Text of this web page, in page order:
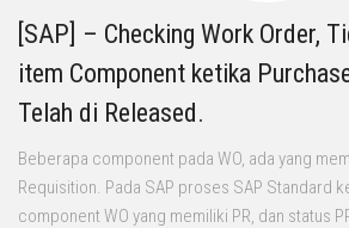
[SAP] – Checking Work Order,
item Component ketika
Telah di Released.
Beberapa component pada WO, ada yang
Requisition. Pada SAP proses SAP Standard
component WO yang memiliki PR, dan status